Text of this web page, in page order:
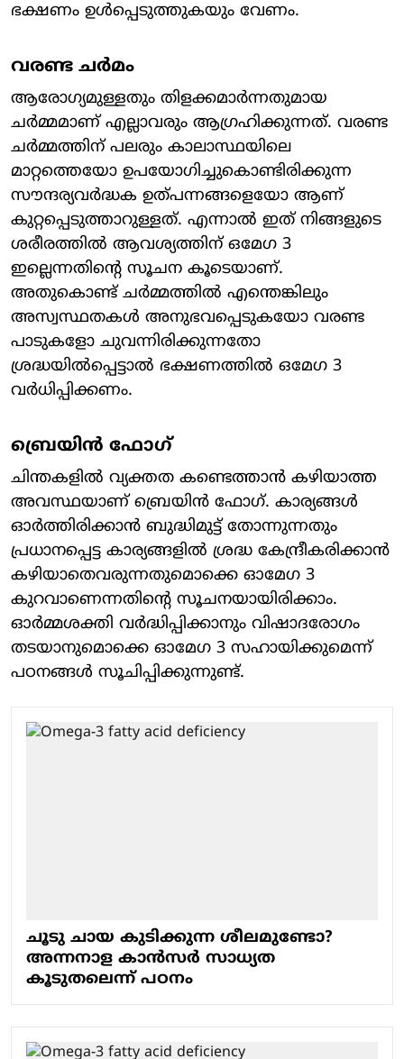
ഭക്ഷണം ഉള്‍പ്പെടുത്തുകയും വേണം.
വരണ്ട ചര്‍മം
ആരോഗ്യമുള്ളതും തിളക്കമാര്‍ന്നതുമായ
ചര്‍മ്മമാണ് എല്ലാവരും ആഗ്രഹിക്കുന്നത്. വരണ്ട
ചര്‍മ്മത്തിന് പലരും കാലാസ്ഥയിലെ
മാറ്റത്തെയോ ഉപയോഗിച്ചുകൊണ്ടിരിക്കുന്ന
സൗന്ദര്യവര്‍ദ്ധക ഉത്പന്നങ്ങളെയോ ആണ്
കുറ്റപ്പെടുത്താറുള്ളത്. എന്നാല്‍ ഇത് നിങ്ങളുടെ
ശരീരത്തില്‍ ആവശ്യത്തിന് ഒമേഗ 3
ഇല്ലെന്നതിന്റെ സൂചന കൂടെയാണ്.
അതുകൊണ്ട് ചര്‍മ്മത്തില്‍ എന്തെങ്കിലും
അസ്വസ്ഥതകള്‍ അനുഭവപ്പെടുകയോ വരണ്ട
പാടുകളോ ചുവന്നിരിക്കുന്നതോ
ശ്രദ്ധയില്‍പ്പെട്ടാല്‍ ഭക്ഷണത്തില്‍ ഒമേഗ 3
വര്‍ധിപ്പിക്കണം.
ബ്രെയിന്‍ ഫോഗ്
ചിന്തകളില്‍ വ്യക്തത കണ്ടെത്താന്‍ കഴിയാത്ത
അവസ്ഥയാണ് ബ്രെയിന്‍ ഫോഗ്. കാര്യങ്ങള്‍
ഓര്‍ത്തിരിക്കാന്‍ ബുദ്ധിമുട്ട് തോന്നുന്നതും
പ്രധാനപ്പെട്ട കാര്യങ്ങളില്‍ ശ്രദ്ധ കേന്ദ്രീകരിക്കാന്‍
കഴിയാതെവരുന്നതുമൊക്കെ ഓമേഗ 3
കുറവാണെന്നതിന്റെ സൂചനയായിരിക്കാം.
ഓര്‍മ്മശക്തി വര്‍ദ്ധിപ്പിക്കാനും വിഷാദരോഗം
തടയാനുമൊക്കെ ഓമേഗ 3 സഹായിക്കുമെന്ന്
പഠനങ്ങള്‍ സൂചിപ്പിക്കുന്നുണ്ട്.
ചൂടു ചായ കുടിക്കുന്ന ശീലമുണ്ടോ?
അന്നനാള കാൻസർ സാധ്യത
കൂടുതലെന്ന് പഠനം